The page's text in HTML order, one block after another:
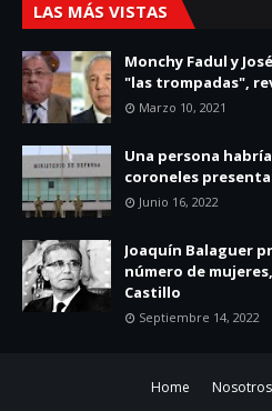
LAS MÁS VISTAS
Monchy Fadul y
"las trompadas",
Marzo 10, 2021
Una persona
coroneles
Junio 16, 2022
Joaquín Balaguer
número de
Castillo
Septiembre 14, 2022
Home Nosotros